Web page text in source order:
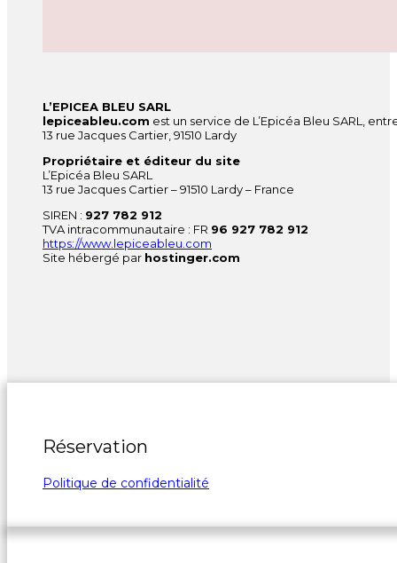
L’EPICEA BLEU SARL
lepiceableu.com est un service de L’Epicéa Bleu SARL,
13 rue Jacques Cartier, 91510 Lardy
Propriétaire et éditeur du site
L’Epicéa Bleu SARL
13 rue Jacques Cartier – 91510 Lardy – France
SIREN : 927 782 912
TVA intracommunautaire : FR 96 927 782 912
https://www.lepiceableu.com
Site hébergé par hostinger.com
Réservation
Politique de confidentialité